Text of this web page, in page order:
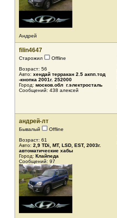
Андрей
filin4647
Старожил
Offline
Возраст: 56
Авто: хендай терракан 2.5 акпп.тод
-кнопка 2001г. 252000
Город: москов.обл г.электросталь
Сообщений: 438 алексей
андрей-лт
Бывалый
Offline
Возраст: 61
Авто: 2,9 TDi, MT, LSD, EST, 2003г.
автоматические хабы
Город: Клайпеда
Сообщений: 97